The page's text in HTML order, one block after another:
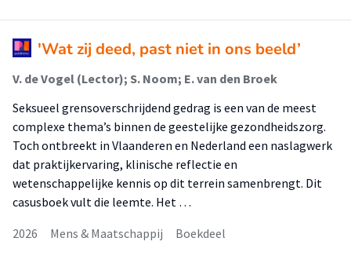
'Wat zij deed, past niet in ons beeld’
V. de Vogel (Lector); S. Noom; E. van den Broek
Seksueel grensoverschrijdend gedrag is een van de meest
complexe thema’s binnen de geestelijke gezondheidszorg.
Toch ontbreekt in Vlaanderen en Nederland een naslagwerk
dat praktijkervaring, klinische reflectie en
wetenschappelijke kennis op dit terrein samenbrengt. Dit
casusboek vult die leemte. Het …
2026
Mens & Maatschappij Boekdeel